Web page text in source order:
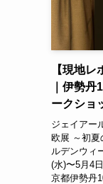
【現地
｜伊勢
ークショ
ジェイアー
欧展 ～初夏
ルデンウィ
(水)〜5月4
京都伊勢丹